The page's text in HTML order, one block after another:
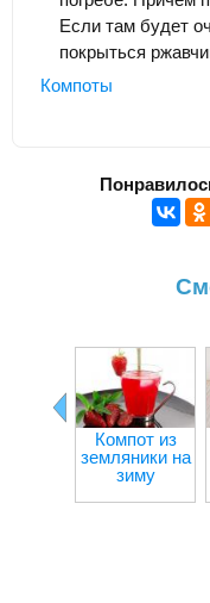
Если там будет
покрыться
Компоты
Компот из
земляники на
зиму